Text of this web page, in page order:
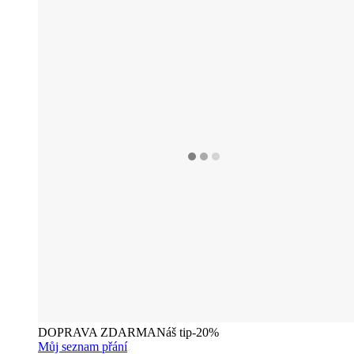
DOPRAVA ZDARMANáš tip-20%
Můj seznam přání